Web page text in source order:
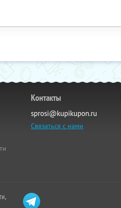
Контакты
sprosi@kupikupon.ru
Связаться с нами